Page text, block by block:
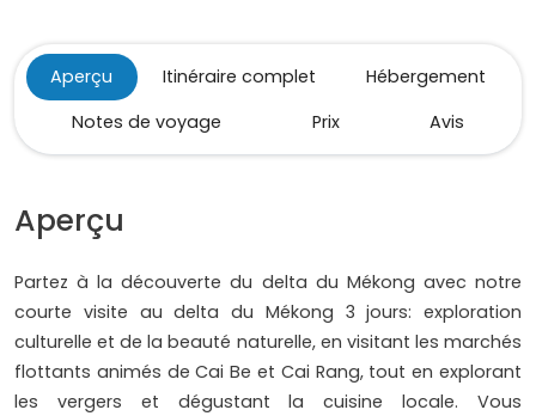
Aperçu Itinéraire complet
Hébergement
Notes de voyage
Prix Avis
Aperçu
Partez à la découverte du delta du Mékong avec notre
courte visite au delta du Mékong 3 jours: exploration
culturelle et de la beauté naturelle, en visitant les marchés
flottants animés de Cai Be et Cai Rang, tout en explorant
les vergers et dégustant la cuisine locale. Vous